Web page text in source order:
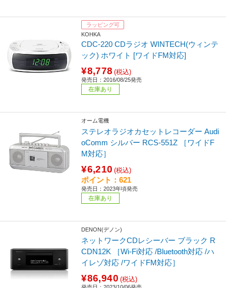
ラッピング可
KOHKA
CDC-220 CDラジオ WINTECH(ウィンテ
ック) ホワイト [ワイドFM対応]
¥8,778 (税込)
発売日：2016/08/25発売
在庫あり
オーム電機
ステレオラジオカセットレコーダー Audi
oComm シルバー RCS-551Z ［ワイドF
M対応］
¥6,210 (税込)
ポイント：621
発売日：2023年頃発売
在庫あり
DENON(デノン)
ネットワークCDレシーバー ブラック R
CDN12K ［Wi-Fi対応 /Bluetooth対応 /ハ
イレゾ対応 /ワイドFM対応］
¥86,940 (税込)